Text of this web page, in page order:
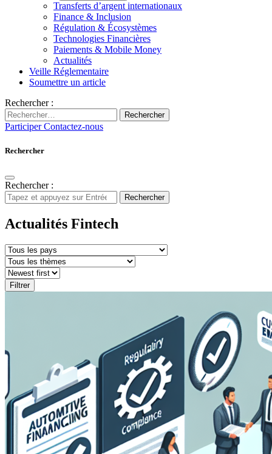
Transferts d’argent internationaux
Finance & Inclusion
Régulation & Écosystèmes
Technologies Financières
Paiements & Mobile Money
Actualités
Veille Réglementaire
Soumettre un article
Rechercher :
Rechercher
ParticiperContactez-nous
Rechercher
Rechercher :
Rechercher
Actualités Fintech
Filtrer